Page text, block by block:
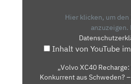
KONKURRENT
SCHWEDEN?
Hier klicken, um den
anzuzeigen.
Inhalt von YouTube
„Volvo XC40
Konkurrent aus Schweden?